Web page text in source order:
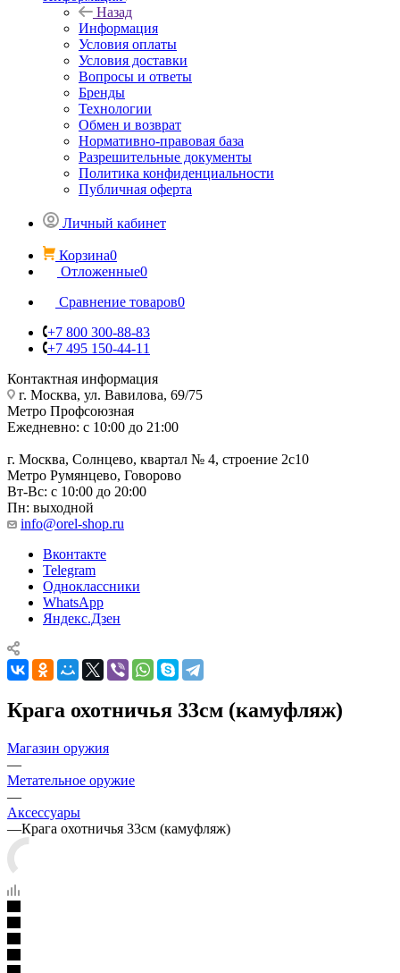
Назад
Информация
Условия оплаты
Условия доставки
Вопросы и ответы
Бренды
Технологии
Обмен и возврат
Нормативно-правовая база
Разрешительные документы
Политика конфиденциальности
Публичная оферта
Личный кабинет
Корзина0
Отложенные0
Сравнение товаров0
+7 800 300-88-83
+7 495 150-44-11
Контактная информация
г. Москва, ул. Вавилова, 69/75
Метро Профсоюзная
Ежедневно: с 10:00 до 21:00
г. Москва, Солнцево, квартал № 4, строение 2с10
Метро Румянцево, Говорово
Вт-Вс: с 10:00 до 20:00
Пн: выходной
info@orel-shop.ru
Вконтакте
Telegram
Одноклассники
WhatsApp
Яндекс.Дзен
Крага охотничья 33см (камуфляж)
Магазин оружия
—
Метательное оружие
—
Аксессуары
—Крага охотничья 33см (камуфляж)